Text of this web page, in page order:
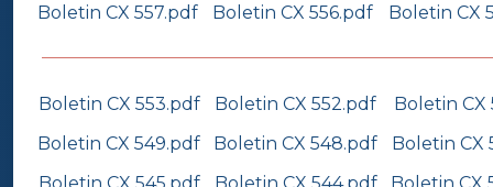
Boletin CX 557.pdf
Boletin CX 556.pdf Boletin CX
Boletin CX 553.pdf Boletin CX 552.pdf
Boletin CX
Boletin CX 549.pdf
Boletin CX 548.pdf
Boletin CX
Boletin CX 545.pdf
Boletin CX 544.pdf Boletin CX